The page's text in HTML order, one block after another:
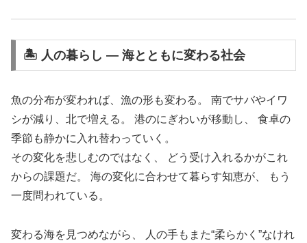
🏝 人の暮らし ― 海とともに変わる社会
魚の分布が変われば、漁の形も変わる。 南でサバやイワ
シが減り、北で増える。 港のにぎわいが移動し、 食卓の
季節も静かに入れ替わっていく。
その変化を悲しむのではなく、 どう受け入れるかがこれ
からの課題だ。 海の変化に合わせて暮らす知恵が、 もう
一度問われている。
変わる海を見つめながら、 人の手もまた“柔らかく”なけれ